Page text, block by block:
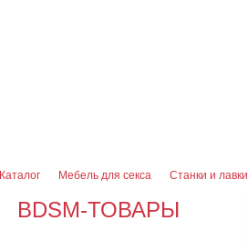
Каталог Мебель для секса Станки и лавки
BDSM-ТОВАРЫ